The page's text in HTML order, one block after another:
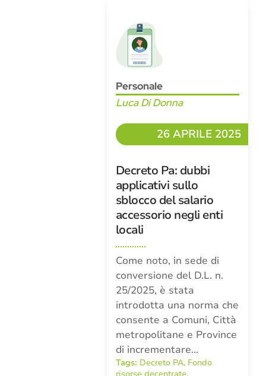
Personale
Luca Di Donna
26 APRILE 2025
Decreto Pa: dubbi
applicativi sullo
sblocco del salario
accessorio negli enti
locali
Come noto, in sede di
conversione del D.L. n.
25/2025, è stata
introdotta una norma che
consente a Comuni, Città
metropolitane e Province
di incrementare…
Tags: Decreto PA, Fondo